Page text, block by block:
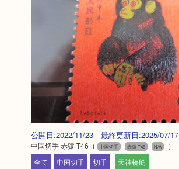
公開日:2022/11/23 最終更新日:2025/07/17
中国切手 赤猿 T46 （ 中国切手 赤猿 T46 N/A
）
全て
中国切手 切手 天神橋筋